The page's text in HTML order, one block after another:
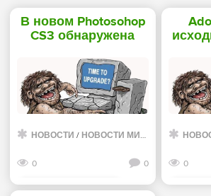
В новом Photosohop
CS3 обнаружена
уязвимость -
«Интернет»
НОВОСТИ / НОВОСТИ МИРА ИНТЕРНЕТ
0 0
Смотреть дальше
0